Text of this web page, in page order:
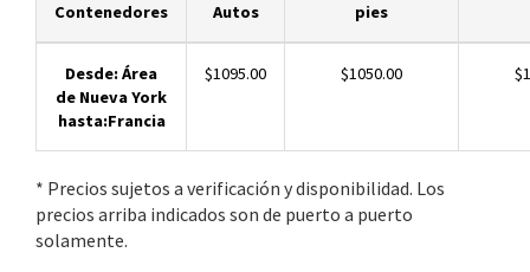
Contenedores
Autos
pies
Desde: Área
de Nueva York
hasta:Francia
$1095.00 $1050.00
* Precios sujetos a verificación y disponibilidad. Los
precios arriba indicados son de puerto a puerto
solamente.